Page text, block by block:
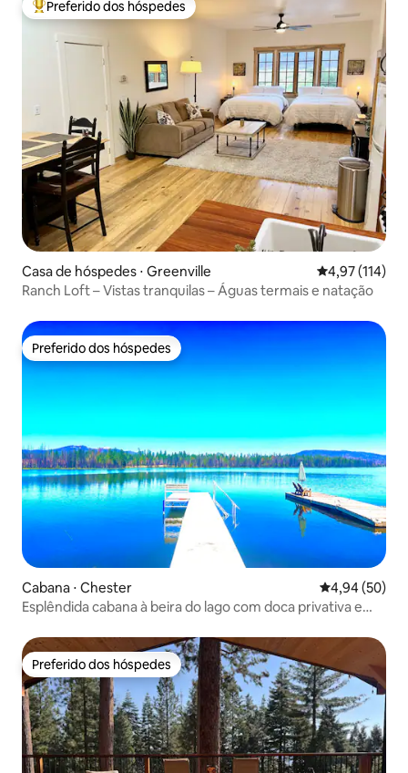
Entre os melhores preferidos dos hóspedes
Preferido dos hóspedes
Casa de hóspedes ⋅ Greenville 4,97 de uma
4,97 (114)
Ranch Loft – Vistas tranquilas – Águas termais e natação
Preferido dos hóspedes
Preferido dos hóspedes
Cabana ⋅ Chester 4,94 de uma
4,94 (50)
Esplêndida cabana à beira do lago com doca privativa e
Preferido dos hóspedes
Preferido dos hóspedes